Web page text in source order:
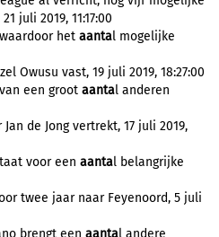
juli 2019, 11:17:00
het aantal mogelijke
Owusu vast, 19 juli 2019, 18:27:00
een groot aantal anderen
de Jong vertrekt, 17 juli 2019,
voor een aantal belangrijke
twee jaar naar Feyenoord, 5 juli
brengt een aantal andere